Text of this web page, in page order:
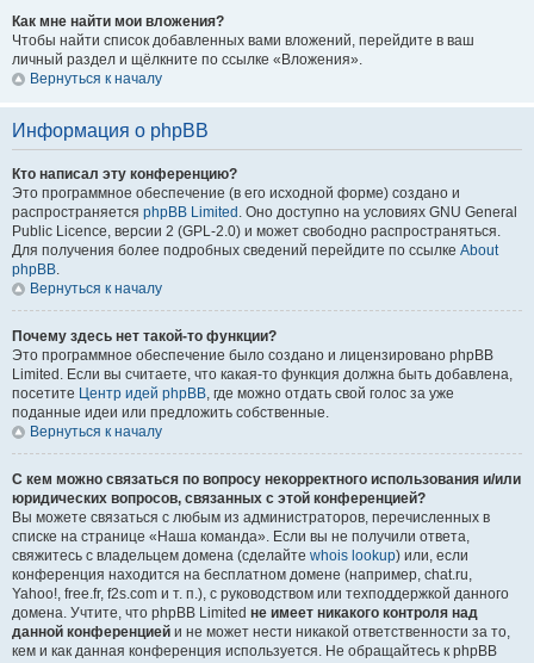
Как мне найти мои вложения?
Чтобы найти список добавленных вами вложений, перейдите в ваш
личный раздел и щёлкните по ссылке «Вложения».
Вернуться к началу
Информация о phpBB
Кто написал эту конференцию?
Это программное обеспечение (в его исходной форме) создано и
распространяется phpBB Limited . Оно доступно на условиях GNU General
Public Licence, версии 2 (GPL-2.0) и может свободно распространяться.
Для получения более подробных сведений перейдите по ссылке About
phpBB.
Вернуться к началу
Почему здесь нет такой-то функции?
Это программное обеспечение было создано и лицензировано phpBB
Limited. Если вы считаете, что какая-то функция должна быть добавлена,
посетите Центр идей phpBB, где можно отдать свой голос за уже
поданные идеи или предложить собственные.
Вернуться к началу
С кем можно связаться по вопросу некорректного использования и/или
юридических вопросов, связанных с этой конференцией?
Вы можете связаться с любым из администраторов, перечисленных в
списке на странице «Наша команда». Если вы не получили ответа,
свяжитесь с владельцем домена (сделайте whois lookup) или, если
конференция находится на бесплатном домене (например, chat.ru,
Yahoo!, free.fr, f2s.com и т. п.), с руководством или техподдержкой данного
домена. Учтите, что phpBB Limited не имеет никакого контроля над
данной конференцией и не может нести никакой ответственности за то,
кем и как данная конференция используется. Не обращайтесь к phpBB